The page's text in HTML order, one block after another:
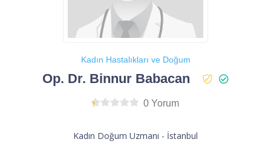
Kadın Hastalıkları ve Doğum
Op. Dr. Binnur Babacan
0 Yorum
Kadın Doğum Uzmanı - İstanbul